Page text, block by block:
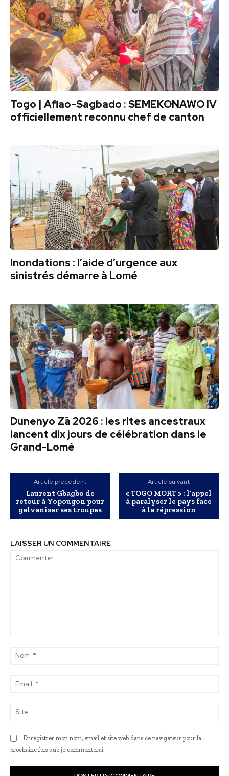
Togo | Aflao-Sagbado : SEMEKONAWO IV
officiellement reconnu chef de canton
Inondations : l’aide d’urgence aux
sinistrés démarre à Lomé
Dunenyo Zā 2026 : les rites ancestraux
lancent dix jours de célébration dans le
Grand-Lomé
Article précédent
Laurent Gbagbo de
retour à Yopougon pour
galvaniser ses troupes
Article suivant
« TOGO MORT » : l’appel
à paralyser le pays face
à la répression
LAISSER UN COMMENTAIRE
Enregistrer mon nom, email et site web dans ce navigateur pour la
prochaine fois que je commenterai.